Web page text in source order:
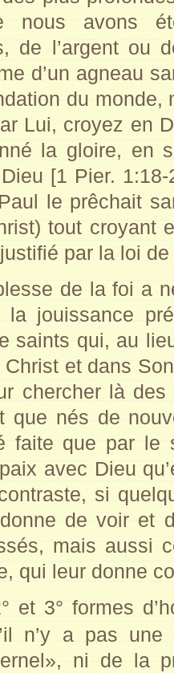
nous avons
de l’argent ou
d’un agneau
du
Lui, croyez en
la gloire, en
[1 Pier.
le prêchait
tout croyant
justifié par la loi
de la foi a
la jouissance
saints qui, au
et dans
chercher là
que nés de
faite que par
avec Dieu
si
de voir et
mais aussi
qui leur donne
et 3° formes
n’y a pas
ni de la